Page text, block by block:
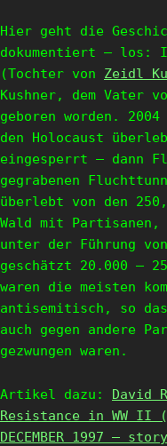
Hier geht die
dokumentiert – los:
(Tochter von Zeidl
Kushner, dem Vater
geboren worden.
den Holocaust
eingesperrt – dann
gegrabenen
überlebt von den
Wald mit Partisanen,
unter der Führung
geschätzt 20.000 –
waren die meisten
antisemitisch, so
auch gegen andere
gezwungen waren.
Artikel dazu: David
Resistance in WW II
DECEMBER 1997 –